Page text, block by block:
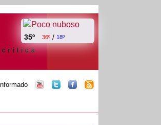
35º 36º / 18º